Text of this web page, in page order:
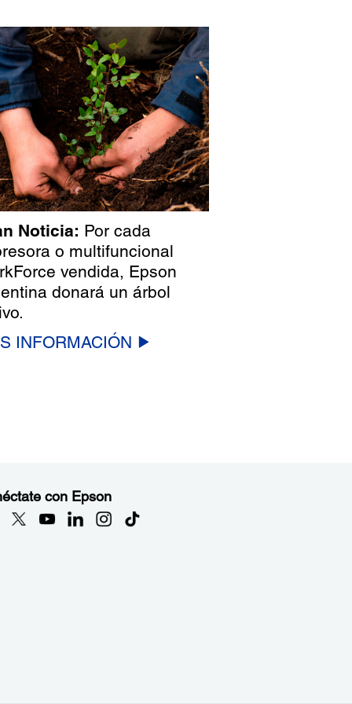
Noticia: Por cada
o multifuncional
vendida, Epson
donará un árbol
INFORMACIÓN
con Epson